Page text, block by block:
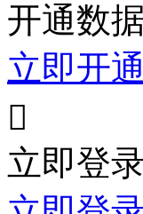
开通数
立即开

立即登